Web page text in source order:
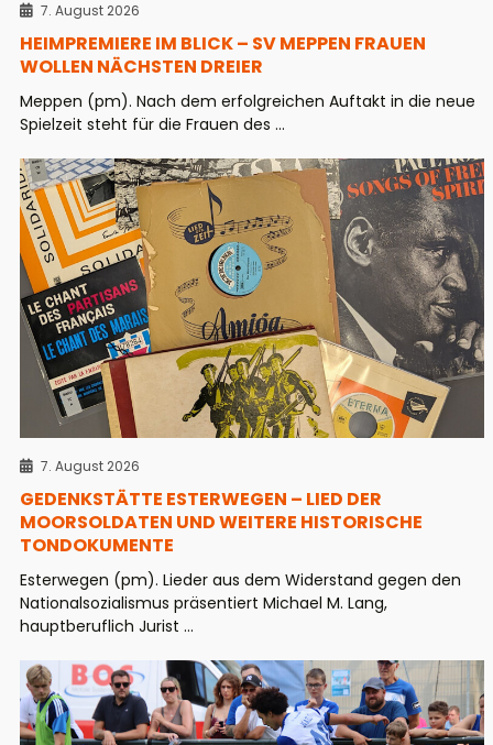
7. August 2026
HEIMPREMIERE IM BLICK – SV MEPPEN FRAUEN
WOLLEN NÄCHSTEN DREIER
Meppen (pm). Nach dem erfolgreichen Auftakt in die neue
Spielzeit steht für die Frauen des ...
7. August 2026
GEDENKSTÄTTE ESTERWEGEN – LIED DER
MOORSOLDATEN UND WEITERE HISTORISCHE
TONDOKUMENTE
Esterwegen (pm). Lieder aus dem Widerstand gegen den
Nationalsozialismus präsentiert Michael M. Lang,
hauptberuflich Jurist ...